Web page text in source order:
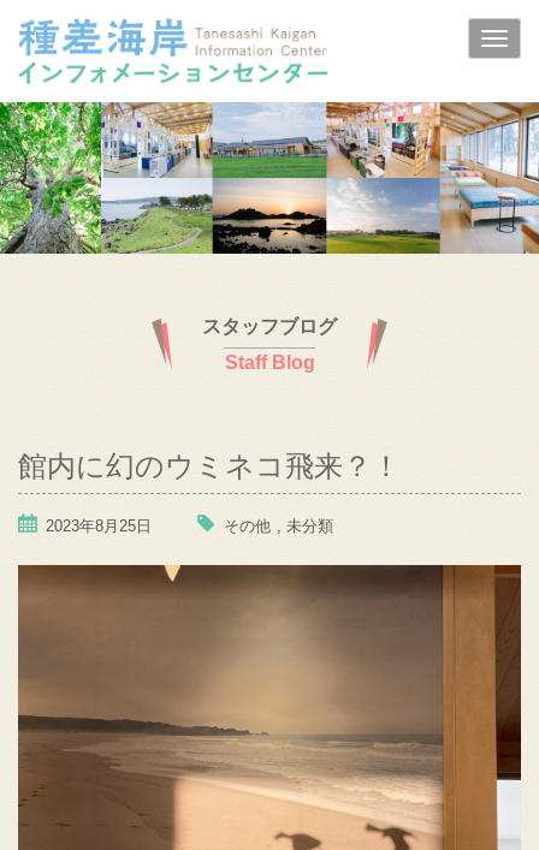
スタッフブログ
Staff Blog
館内に幻のウミネコ飛来？！
2023年8月25日 その他 , 未分類